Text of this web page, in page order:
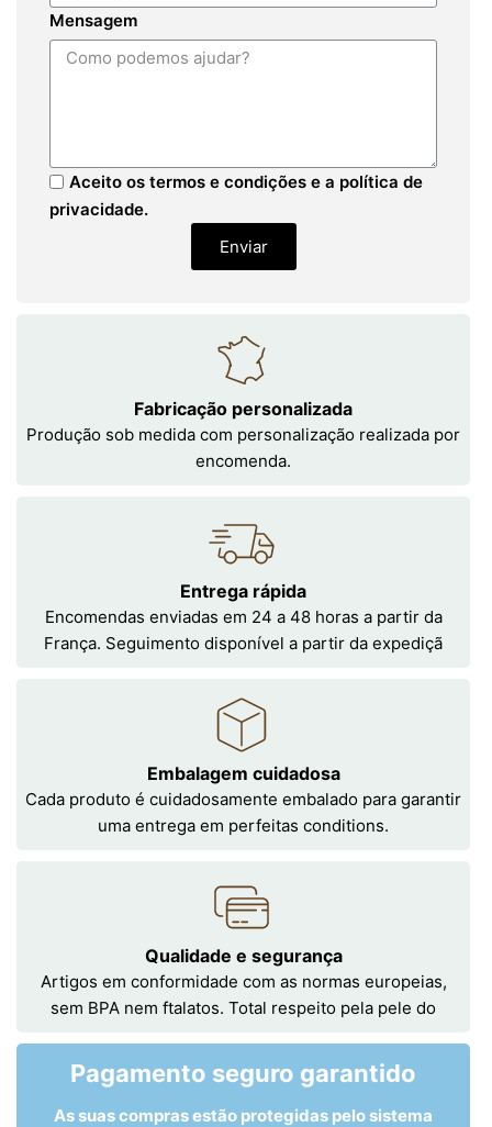
Mensagem
Aceito os termos e condições e a política de
privacidade.
Enviar
Fabricação personalizada
Produção sob medida com personalização realizada por
encomenda.
Entrega rápida
Encomendas enviadas em 24 a 48 horas a partir da
França. Seguimento disponível a partir da expediçã
Embalagem cuidadosa
Cada produto é cuidadosamente embalado para garantir
uma entrega em perfeitas conditions.
Qualidade e segurança
Artigos em conformidade com as normas europeias,
sem BPA nem ftalatos. Total respeito pela pele do
Pagamento seguro garantido
As suas compras estão protegidas pelo sistema